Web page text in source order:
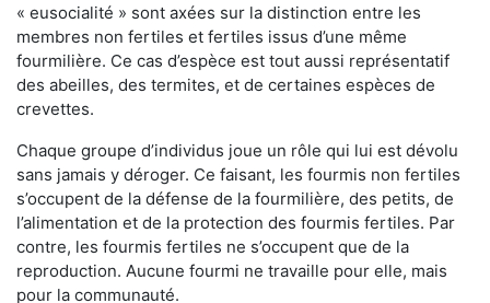
« eusocialité » sont axées sur la distinction entre les
membres non fertiles et fertiles issus d’une même
fourmilière. Ce cas d’espèce est tout aussi représentatif
des abeilles, des termites, et de certaines espèces de
crevettes.
Chaque groupe d’individus joue un rôle qui lui est dévolu
sans jamais y déroger. Ce faisant, les fourmis non fertiles
s’occupent de la défense de la fourmilière, des petits, de
l’alimentation et de la protection des fourmis fertiles. Par
contre, les fourmis fertiles ne s’occupent que de la
reproduction. Aucune fourmi ne travaille pour elle, mais
pour la communauté.